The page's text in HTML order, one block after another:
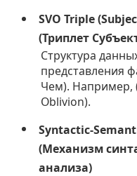
SVO Triple
(Триплет
Структура
представления
Чем). Например,
Oblivion).
Syntactic-
(Механизм
анализа)